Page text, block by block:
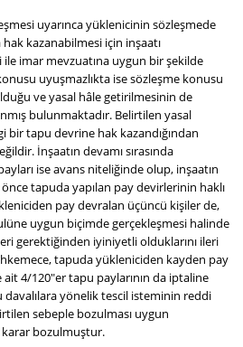
uyarınca yüklenicinin sözleşmede
kazanabilmesi için inşaatı
imar mevzuatına uygun bir şekilde
uyuşmazlıkta ise sözleşme konusu
ve yasal hâle getirilmesinin de
bulunmaktadır. Belirtilen yasal
tapu devrine hak kazandığından
İnşaatın devamı sırasında
ise avans niteliğinde olup, inşaatın
tapuda yapılan pay devirlerinin haklı
pay devralan üçüncü kişiler de,
uygun biçimde gerçekleşmesi halinde
gerektiğinden iyiniyetli olduklarını ileri
tapuda yükleniciden kayden pay
ait 4/120"er tapu paylarının da iptaline
yönelik tescil isteminin reddi
sebeple bozulması uygun
bozulmuştur.